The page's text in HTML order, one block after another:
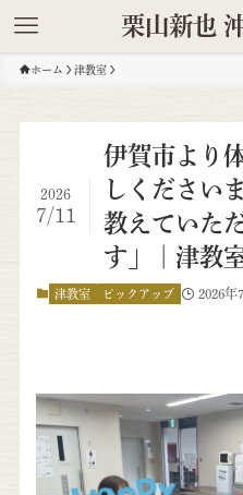
栗山新也
ホーム 津教室
伊賀市より
しください
教えていた
す」｜津教
2026
7/11
津教室 ピックアップ 2026年